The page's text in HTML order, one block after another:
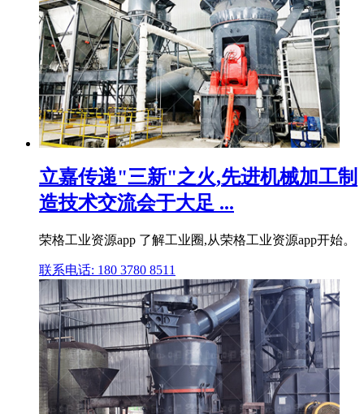
立嘉传递"三新"之火,先进机械加工制
造技术交流会于大足 ...
荣格工业资源app 了解工业圈,从荣格工业资源app开始。
联系电话: 180 3780 8511